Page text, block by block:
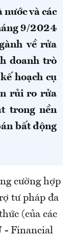
và các
9/2024
về rửa
doanh trò
hoạch cụ
rủi ro rửa
trong nền
bất động
cường hợp
tư pháp đa
(của các
- Financial